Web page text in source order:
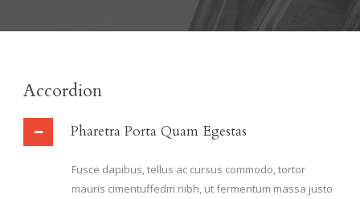
Accordion
Pharetra Porta Quam Egestas
Fusce dapibus, tellus ac cursus commodo, tortor
mauris cimentuffedm nibh, ut fermentum massa justo